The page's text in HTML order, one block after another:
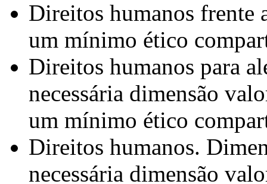
Direitos humanos frente
um mínimo ético
Direitos humanos para
necessária dimensão
um mínimo ético
Direitos humanos.
necessária dimensão